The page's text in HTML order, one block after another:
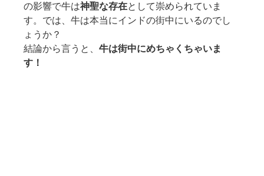
の影響で牛は神聖な存在として崇められていま
す。では、牛は本当にインドの街中にいるのでし
ょうか？
結論から言うと、牛は街中にめちゃくちゃいま
す！